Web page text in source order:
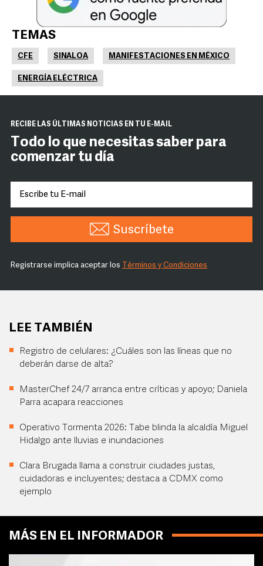
TEMAS
CFE SINALOA MANIFESTACIONES EN MÉXICO
ENERGÍA ELÉCTRICA
RECIBE LAS ÚLTIMAS NOTICIAS EN TU E-MAIL
Todo lo que necesitas saber para
comenzar tu día
Suscríbete
Registrarse implica aceptar los Términos y Condiciones
LEE TAMBIÉN
Registro de celulares: ¿Cuáles son las líneas que no
deberán darse de alta?
MasterChef 24/7 arranca entre críticas y apoyo; Daniela
Parra acapara reacciones
Operativo Tormenta 2026: Tabe blinda la alcaldía Miguel
Hidalgo ante lluvias e inundaciones
Clara Brugada llama a construir ciudades justas,
cuidadoras e incluyentes; destaca a CDMX como
ejemplo
MÁS EN EL INFORMADOR